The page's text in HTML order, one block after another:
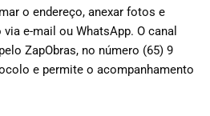
o endereço, anexar fotos e
e-mail ou WhatsApp. O canal
ZapObras, no número (65) 9
e permite o acompanhamento